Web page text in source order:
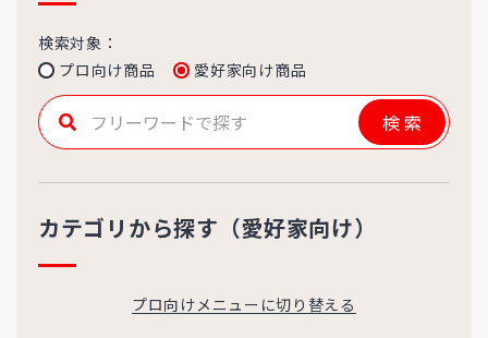
検索対象：
プロ向け商品
愛好家向け商品
検索
カテゴリから探す（愛好家向け）
プロ向けメニューに切り替える